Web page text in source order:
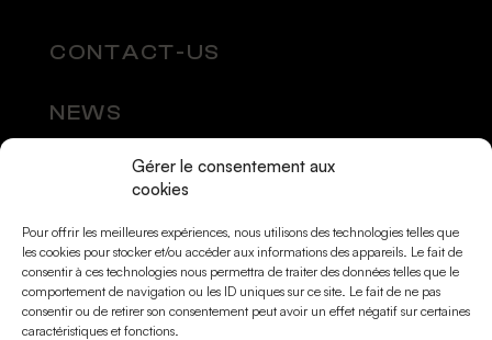
Gérer le consentement aux
cookies
Pour offrir les meilleures expériences, nous utilisons des technologies telles que
les cookies pour stocker et/ou accéder aux informations des appareils. Le fait de
consentir à ces technologies nous permettra de traiter des données telles que le
comportement de navigation ou les ID uniques sur ce site. Le fait de ne pas
consentir ou de retirer son consentement peut avoir un effet négatif sur certaines
caractéristiques et fonctions.
CONTACT-US
NEWS
SOCIAL MEDIA